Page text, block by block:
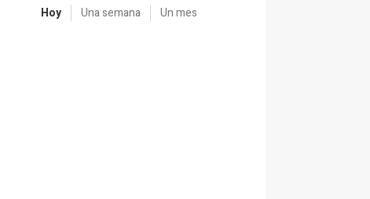
Hoy Una semana Un mes